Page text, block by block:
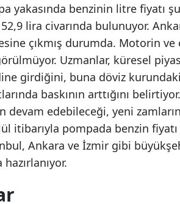
yakasında benzinin litre fiyatı
lira civarında bulunuyor.
çıkmış durumda. Motorin
Uzmanlar, küresel
girdiğini, buna döviz
baskının arttığını
devam edebileceği, yeni
itibarıyla pompada benzin
Ankara ve İzmir gibi
hazırlanıyor.